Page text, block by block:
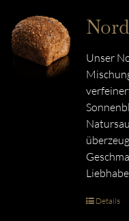
Unser
Details